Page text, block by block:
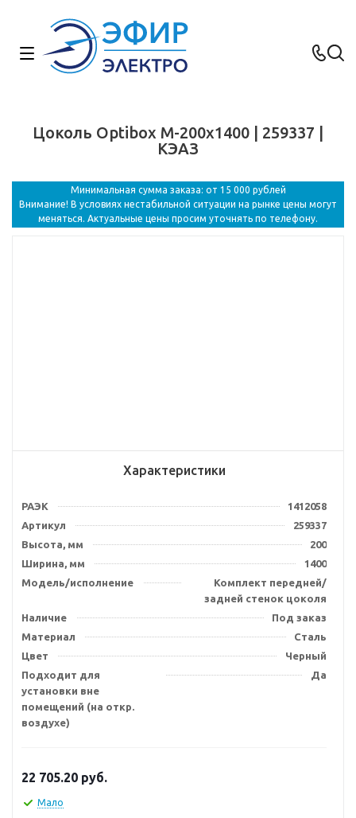
Цоколь Optibox M-200х1400 | 259337 |
КЭАЗ
Минимальная сумма заказа: от 15 000 рублей
Внимание! В условиях нестабильной ситуации на рынке цены могут
меняться. Актуальные цены просим уточнять по телефону.
Характеристики
РАЭК
1412058
Артикул
259337
Высота, мм
200
Ширина, мм
1400
Модель/исполнение
Комплект передней/
задней стенок цоколя
Наличие
Под заказ
Материал
Сталь
Цвет
Черный
Подходит для
установки вне
помещений (на откр.
воздухе)
Да
22 705.20 руб.
Мало